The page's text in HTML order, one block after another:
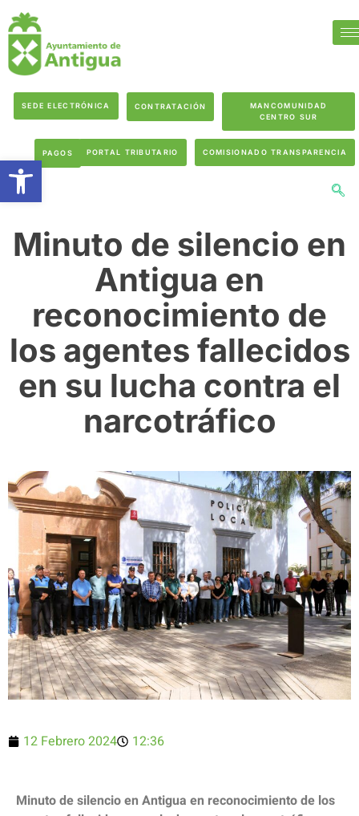
SEDE ELECTRÓNICA CONTRATACIÓN
MANCOMUNIDAD
CENTRO SUR
PAGOS PORTAL TRIBUTARIO COMISIONADO TRANSPARENCIA
Minuto de silencio en
Antigua en
reconocimiento de
los agentes fallecidos
en su lucha contra el
narcotráfico
12 Febrero 2024 12:36
Minuto de silencio en Antigua en reconocimiento de los
Abrir barra de herramientas